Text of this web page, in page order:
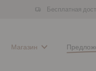
Бесплатная
Магазин